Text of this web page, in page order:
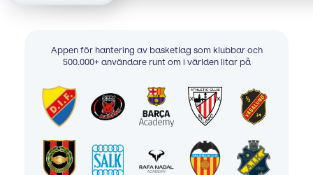
Appen för hantering av basketlag som klubbar och
500.000+ användare runt om i världen litar på